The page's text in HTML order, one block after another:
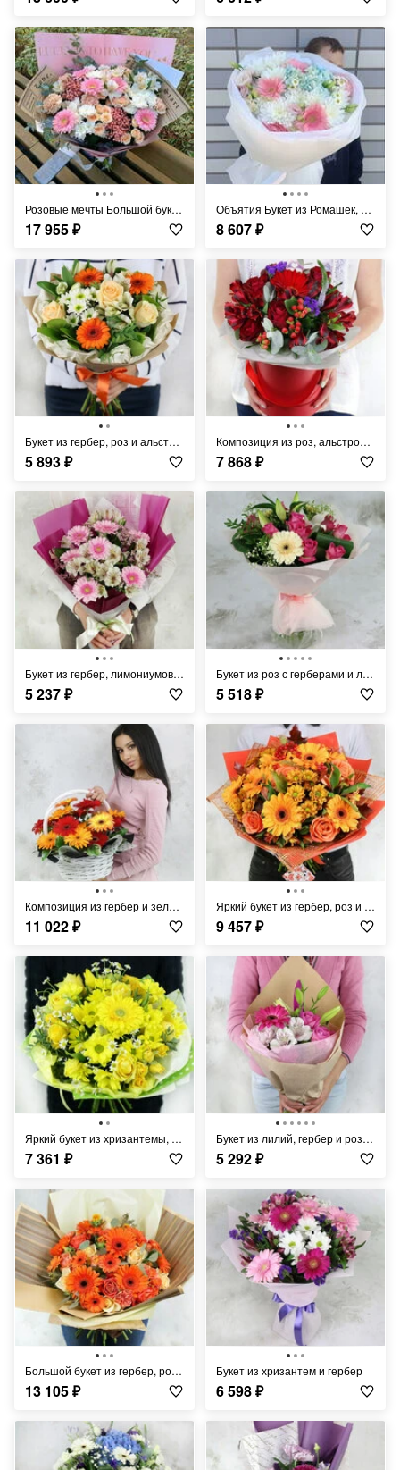
Розовые мечты Большой букет с кустовой розой и герберами Начальнице , коллеге
17 955₽
Объятия Букет из Ромашек, мини гербер и белоснежной хризантемы Герберы Ромашки Гортензи
8 607₽
Букет из гербер, роз и альстромерии в крафте
5 893₽
Композиция из роз, альстромерий и герберы в шляпной коробке
7 868₽
Букет из гербер, лимониумов и альстромерий
5 237₽
Букет из роз с герберами и лилией в упаковке
5 518₽
Композиция из гербер и зелени в корзине
11 022₽
Яркий букет из гербер, роз и хризантем
9 457₽
Яркий букет из хризантемы, ромашки и герберы
7 361 ₽
Букет из лилий, гербер и роз в крафте
5 292₽
Большой букет из гербер, роз и гвоздик
13 105₽
Букет из хризантем и гербер
6 598₽